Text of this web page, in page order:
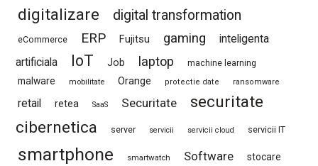
digitalizare digital transformation
eCommerce ERP Fujitsu gaming
inteligenta
artificiala
IoT Job laptop machine learning
malware mobilitate Orange protectie date ransomware
retail retea SaaS Securitate
securitate
cibernetica
server servicii servicii cloud servicii IT
smartphone smartwatch Software stocare